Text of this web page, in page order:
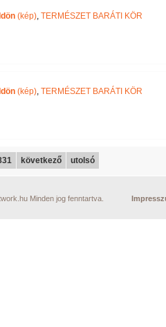
(kép), TERMÉSZET BARÁTI KÖR
(kép), TERMÉSZET BARÁTI KÖR
következő utolsó
Minden jog fenntartva.